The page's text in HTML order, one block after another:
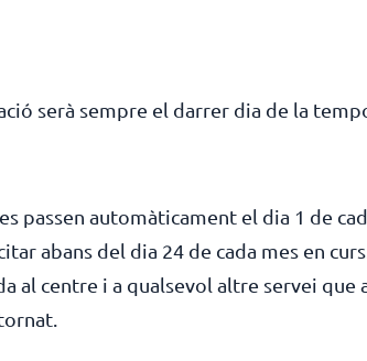
serà sempre el darrer dia de la
passen automàticament el dia 1 de
abans del dia 24 de cada mes en
al centre i a qualsevol altre servei